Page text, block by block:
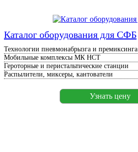
Каталог оборудования для СФБ
Технологии пневмонабрызга и премиксинга
Мобильные комплексы МК НСТ
Героторные и перистальтические станции
Распылители, миксеры, кантователи
Узнать цену